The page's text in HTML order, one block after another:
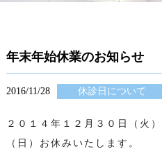
年末年始休業のお知らせ
2016/11/28 休診日について
２０１４年１２月３０日（火
（日）お休みいたします。